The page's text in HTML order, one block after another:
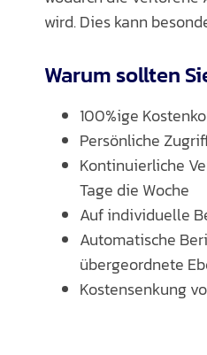
wird. Dies kann
Warum sollten
100%ige
Persönliche
Kontinuierliche
Tage die Woche
Auf individuelle
Automatische
übergeordnete
Kostensenkung